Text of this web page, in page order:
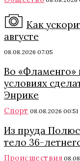
Как
августе
08.08.2026 07:05
Во «Фламенго»
условиях
Энрике
Спорт 08.08.2026 00:51
Из пруда
тело 36-
Происшествия